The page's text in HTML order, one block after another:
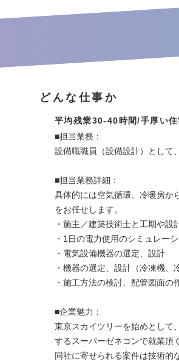
どんな仕事か
平均残業30‐40時間/手厚い
■担当業務：
設備職職員（設備設計）として
■担当業務詳細：
具体的には空気循環、冷暖房か
をお任せします。
・施主／建築技術士と工期や設
・1日の電力使用のシミュレー
・電気設備機器の選定、設計
・機器の選定、設計（冷凍機、
・施工方法の検討、配管図面の
■企業魅力：
東京スカイツリーを始めとして
するスーパーゼネコンで就業頂
同社に寄せられる案件は技術的